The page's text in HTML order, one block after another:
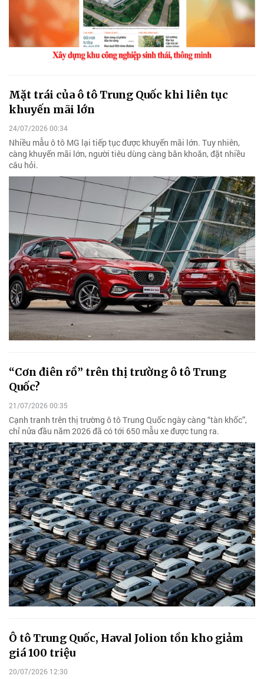
Mặt trái của ô tô Trung Quốc khi liên tục
khuyến mãi lớn
24/07/2026 00:34
Nhiều mẫu ô tô MG lại tiếp tục được khuyến mãi lớn. Tuy nhiên,
càng khuyến mãi lớn, người tiêu dùng càng băn khoăn, đặt nhiều
câu hỏi.
“Cơn điên rồ” trên thị trường ô tô Trung
Quốc?
21/07/2026 00:35
Cạnh tranh trên thị trường ô tô Trung Quốc ngày càng “tàn khốc”,
chỉ nửa đầu năm 2026 đã có tới 650 mẫu xe được tung ra.
Ô tô Trung Quốc, Haval Jolion tồn kho giảm
giá 100 triệu
20/07/2026 12:30